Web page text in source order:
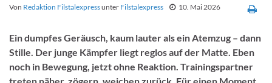
Von Redaktion Filstalexpressunter Filstalexpress 10. Mai 2026
Ein dumpfes Geräusch, kaum lauter als ein Atemzug – dann
Stille. Der junge Kämpfer liegt reglos auf der Matte. Eben
noch in Bewegung, jetzt ohne Reaktion. Trainingspartner